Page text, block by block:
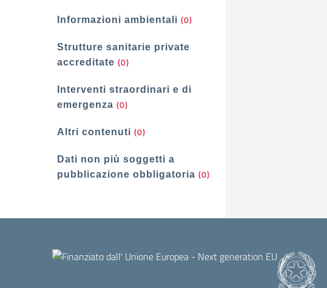
Informazioni ambientali (0)
Strutture sanitarie private
accreditate (0)
Interventi straordinari e di
emergenza (0)
Altri contenuti (0)
Dati non più soggetti a
pubblicazione obbligatoria (0)